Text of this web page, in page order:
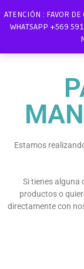
ATENCIÓN : FAVOR
WHATSAPP +569
Estamos
Si tienes alguna
productos o
directamente con